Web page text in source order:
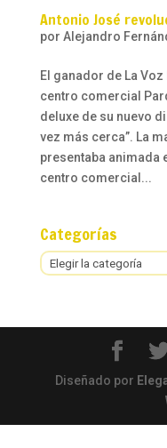
Antonio José
por Alejandro
El ganador de La Voz
centro comercial
deluxe de su nuevo
vez más cerca”. La
presentaba animada
centro comercial...
Categorías
Categorías
Diseñado por